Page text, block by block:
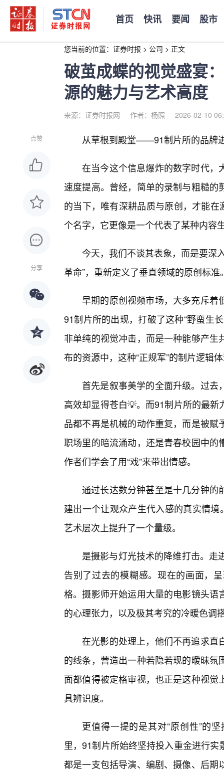
首页 快讯 要闻 股市
您当前的位置： 证券时报 > 公司 > 正文
破茧成蝶的视觉盛宴
源的魅力与艺术高度
来源：证券时报网 作者：杨照 2026-02-10
点赞
分享
从草根到殿堂——91制片所的品牌
在当今这个信息爆炸的数字时代，
速度提高。曾经，简单的录制与粗糙
的当下，唯有深耕品质与原创，才能在
个名字，它更像是一个代表了某种内容
今天，我们不谈其表象，而是要深
革命”，重新定义了垂直领域的原创标准
早期的原创视频市场，大多充斥着
91制片所的出现，打破了这种“野蛮生
非单纯的视觉冲击，而是一种能够产
布的资源中，这种“正规军”的制片逻辑
首先是叙事美学的全面升级。过
高效却显得苍白💡。而91制片所的最
品都不再是机械的动作重复，而是被
职场里的暗流涌动，还是青春校园中
作者们学会了用“戏”来带出情感。
通过长达数分钟甚至是十几分钟的
建出一个让观众产生代入感的真实情
艺术层次上提升了一个量级。
是摄影与灯光技术的降维打击。走
告别了过去的模糊感。现在的画面，
格。摄影师开始运用大量的电影镜头
的心理张力，以及极其考究的冷暖色调
在光影的处理上，他们不再追求直
的线条，营造出一种若隐若现的暧昧
面都值得被定格审视，也正是这种视
具辨识度。
更值得一提的是其对“原创性”的
里，91制片所始终坚持投入重金进行
都是一支包括导演、编剧、摄像、后